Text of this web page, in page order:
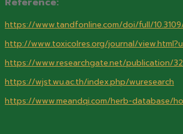
https://www.tandfonline.com/doi/full/
http://www.toxicolres.org/journal/
https://www.researchgate.net/publication/
https://wjst.wu.ac.th/index.php/wuresearch
https://www.meandqi.com/herb-database/